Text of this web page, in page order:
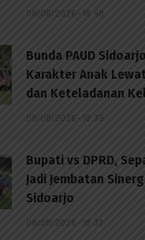
08/08/2026 - 18:48
Bunda PAUD
Karakter Anak
dan Keteladanan
08/08/2026 - 18:39
Bupati vs DPRD,
Jadi Jembatan
Sidoarjo
08/08/2026 - 18:33